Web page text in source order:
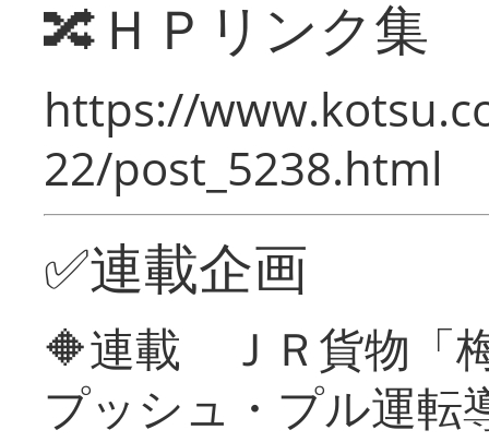
🔀ＨＰリンク集
https://
22/post_5238.html
✅連載企画
🔶連載 ＪＲ貨物「
プッシュ・プル運転